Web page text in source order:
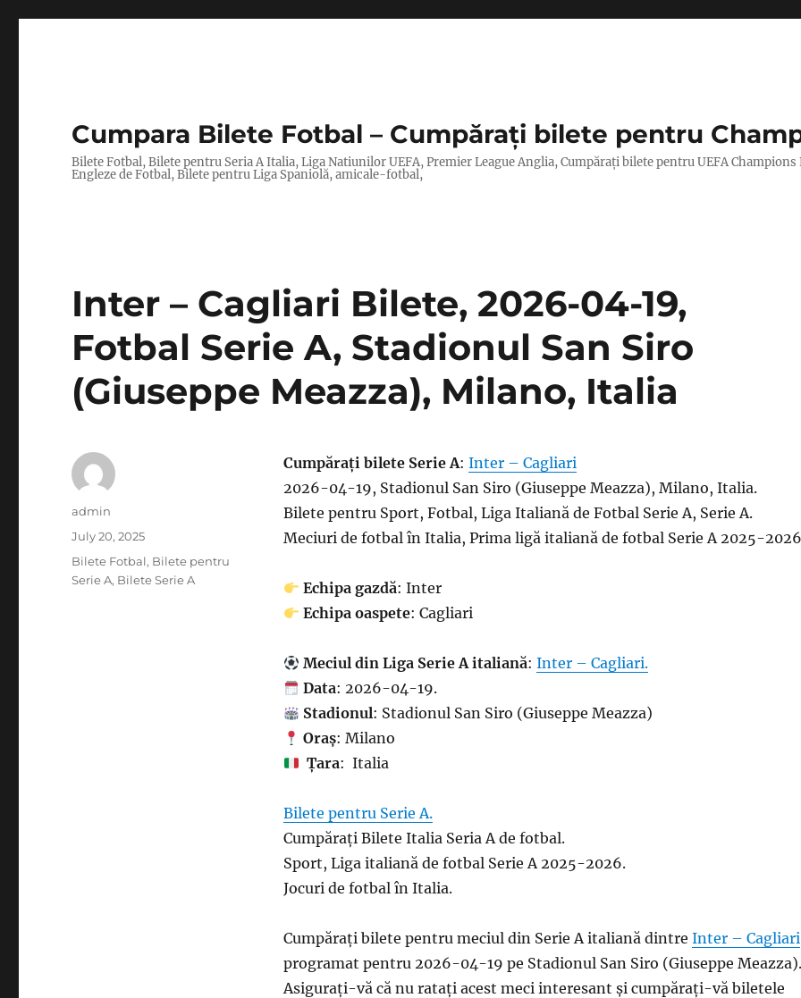
Cumpara Bilete Fotbal – Cumpărați bilete pentru
Bilete Fotbal, Bilete pentru Seria A Italia, Liga Natiunilor UEFA, Premier League Anglia, Cumpărați bilete pentru UEFA
Engleze de Fotbal, Bilete pentru Liga Spaniolă, amicale-fotbal,
Inter – Cagliari Bilete, 2026-04-19,
Fotbal Serie A, Stadionul San Siro
(Giuseppe Meazza), Milano, Italia
Cumpărați bilete Serie A: Inter – Cagliari
2026-04-19, Stadionul San Siro (Giuseppe Meazza), Milano, Italia.
Bilete pentru Sport, Fotbal, Liga Italiană de Fotbal Serie A, Serie A.
Meciuri de fotbal în Italia, Prima ligă italiană de fotbal Serie A 2025-
Echipa gazdă: Inter
Echipa oaspete: Cagliari
Meciul din Liga Serie A italiană:Inter – Cagliari.
Data: 2026-04-19.
Stadionul: Stadionul San Siro (Giuseppe Meazza)
Oraș: Milano
Țara: Italia
Bilete pentru Serie A.
Cumpărați Bilete Italia Seria A de fotbal.
Sport, Liga italiană de fotbal Serie A 2025-2026.
Jocuri de fotbal în Italia.
Cumpărați bilete pentru meciul din Serie A italiană dintre Inter – Cagliari
programat pentru 2026-04-19 pe Stadionul San Siro (Giuseppe Meazza).
Asigurați-vă că nu ratați acest meci interesant și cumpărați-vă biletele
Author
admin
Posted
on
July 20, 2025
Categories
Bilete Fotbal, Bilete pentru
Serie A, Bilete Serie A